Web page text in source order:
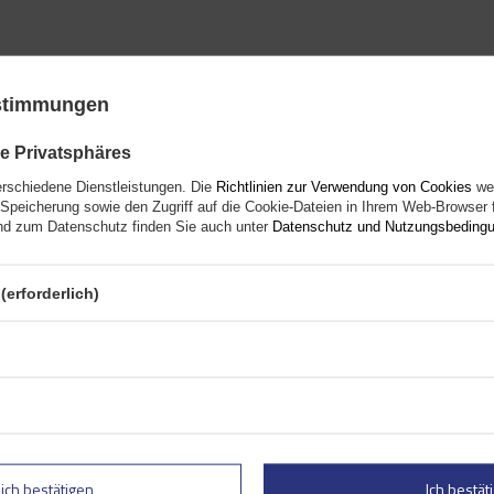
Produkt ist derzeit nicht
Privatsphäres
Dienstleistungen. Die Richtlinien zur Verwendung von Cookies
sowie den Zugriff auf die Cookie-Dateien in Ihrem Web-
zum Datenschutz finden Sie auch unter Datenschutz und
bestätigen Ich